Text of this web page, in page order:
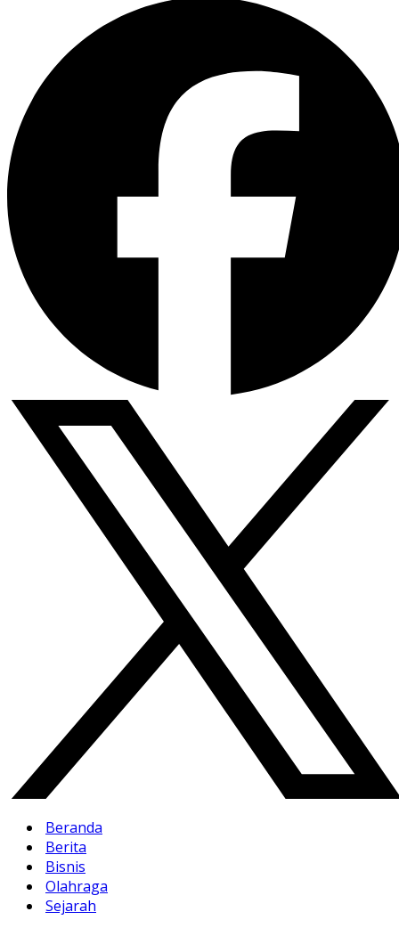
Beranda
Berita
Bisnis
Olahraga
Sejarah